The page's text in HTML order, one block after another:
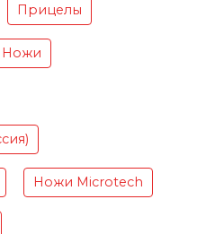
Прицелы
Ножи
Ножи Microtech